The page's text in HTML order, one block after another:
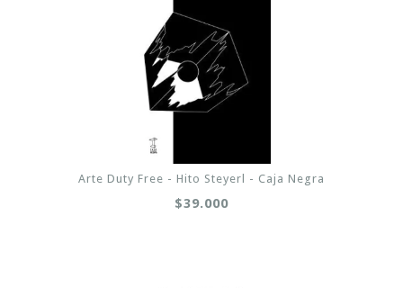
Arte Duty Free - Hito Steyerl - Caja Negra
$39.000